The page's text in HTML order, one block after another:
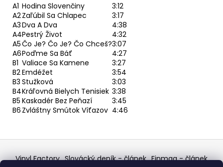
A1 Hodina Slovenčiny
3:12
A2Zaľúbil Sa Chlapec
3:17
A3Dva A Dva
4:38
A4Pestrý Život
4:32
A5Čo Je? Čo Je? Čo Chceš?3:07
A6Poďme Sa Báť
4:27
B1 Valiace Sa Kamene
3:27
B2Emdéžet
3:54
B3 Stužková
3:03
B4Kráľovná Bielych Tenisiek 3:38
B5 Kaskadér Bez Peňazí
3:45
B6 Zvláštny Smútok Víťazov 4:46
Z
á Vinyl Factory Slovácký deník - článek Finmag - článek